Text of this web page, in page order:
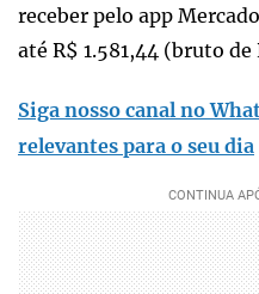
receber pelo app
até R$ 1.581,44 (bruto
Siga nosso canal no
relevantes para o seu dia